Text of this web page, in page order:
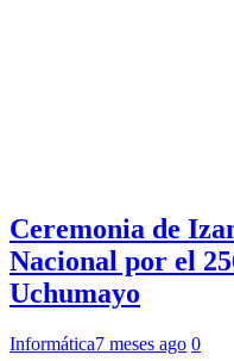
Ceremonia de
Nacional por el
Uchumayo
Informática7 meses ago 0